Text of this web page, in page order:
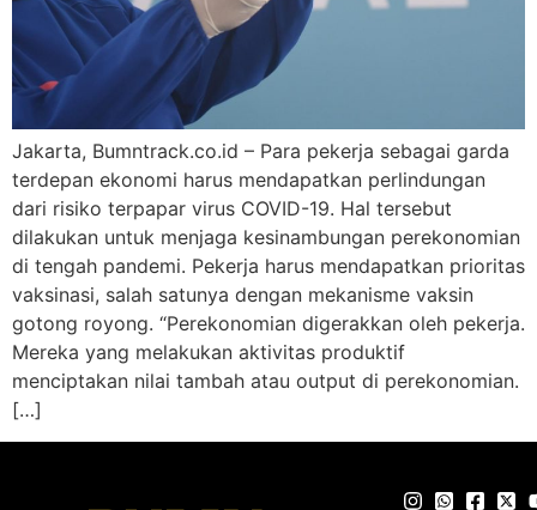
Jakarta, Bumntrack.co.id – Para pekerja sebagai garda
terdepan ekonomi harus mendapatkan perlindungan
dari risiko terpapar virus COVID-19. Hal tersebut
dilakukan untuk menjaga kesinambungan perekonomian
di tengah pandemi. Pekerja harus mendapatkan prioritas
vaksinasi, salah satunya dengan mekanisme vaksin
gotong royong. “Perekonomian digerakkan oleh pekerja.
Mereka yang melakukan aktivitas produktif
menciptakan nilai tambah atau output di perekonomian.
[…]